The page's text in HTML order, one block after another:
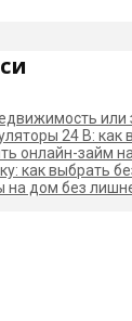
или
24 В: как
онлайн-займ
как выбрать
на дом без